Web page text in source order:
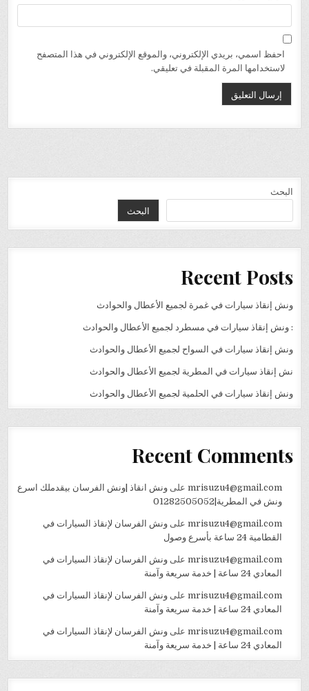
احفظ اسمي، بريدي الإلكتروني، والموقع الإلكتروني في هذا المتصفح
لاستخدامها المرة المقبلة في تعليقي.
البحث
البحث
Recent Posts
ونش إنقاذ سيارات في غمرة لجميع الأعطال والحوادث
: ونش إنقاذ سيارات في مسطرد لجميع الأعطال والحوادث
ونش إنقاذ سيارات في السواح لجميع الأعطال والحوادث
نش إنقاذ سيارات في المطرية لجميع الأعطال والحوادث
ونش إنقاذ سيارات في الحلمية لجميع الأعطال والحوادث
Recent Comments
mrisuzu4@gmail.comعلى ونش انقاذ |ونش الفرسان بيقدملك اسرع
ونش في المطرية|01282505052
mrisuzu4@gmail.comعلى ونش الفرسان لإنقاذ السيارات في
القطامية 24 ساعة بأسرع وصول
mrisuzu4@gmail.comعلى ونش الفرسان لإنقاذ السيارات في
المعادي 24 ساعة | خدمة سريعة وآمنة
mrisuzu4@gmail.comعلى ونش الفرسان لإنقاذ السيارات في
المعادي 24 ساعة | خدمة سريعة وآمنة
mrisuzu4@gmail.comعلى ونش الفرسان لإنقاذ السيارات في
المعادي 24 ساعة | خدمة سريعة وآمنة